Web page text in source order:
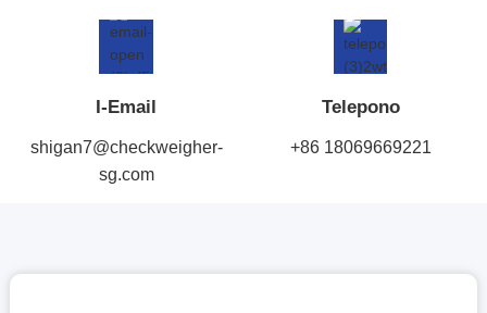
I-Email
shigan7@checkweigher-
sg.com
Telepono
+86 18069669221